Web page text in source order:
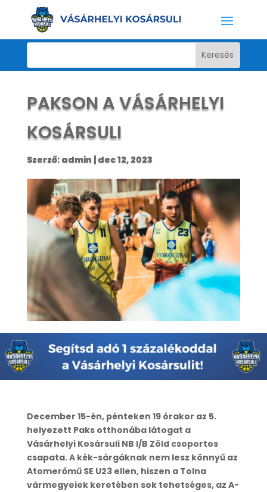
PAKSON A VÁSÁRHELYI
KOSÁRSULI
Szerző: admin | dec 12, 2023
December 15-én, pénteken 19 órakor az 5.
helyezett Paks otthonába látogat a
Vásárhelyi Kosársuli NB I/B Zöld csoportos
csapata. A kék-sárgáknak nem lesz könnyű az
Atomerőmű SE U23 ellen, hiszen a Tolna
vármegyeiek keretében sok tehetséges, az A-